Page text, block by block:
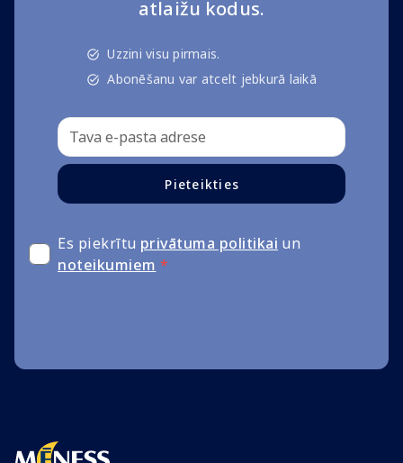
atlaižu kodus.
Uzzini visu pirmais.
Abonēšanu var atcelt jebkurā laikā
Pieteikties
Es piekrītu privātuma politikai un
noteikumiem *